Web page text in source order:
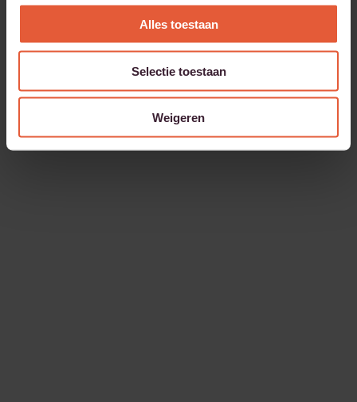
Alles toestaan
Selectie toestaan
Weigeren